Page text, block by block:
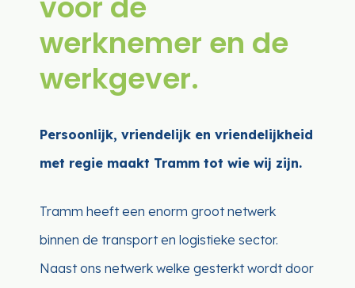
werknemer en de
werkgever.
Persoonlijk, vriendelijk en vriendelijkheid
met regie maakt Tramm tot wie wij zijn.
Tramm heeft een enorm groot netwerk
binnen de transport en logistieke sector.
Naast ons netwerk welke gesterkt wordt door